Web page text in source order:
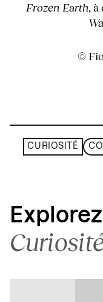
Frozen Earth, à
©
CURIOSITÉ
Explorez